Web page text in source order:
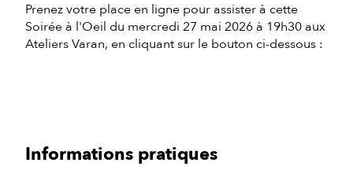
Prenez votre place en ligne pour assister à cette
Soirée à l'Oeil du mercredi 27 mai 2026 à 19h30 aux
Ateliers Varan, en cliquant sur le bouton ci-dessous :
Informations pratiques